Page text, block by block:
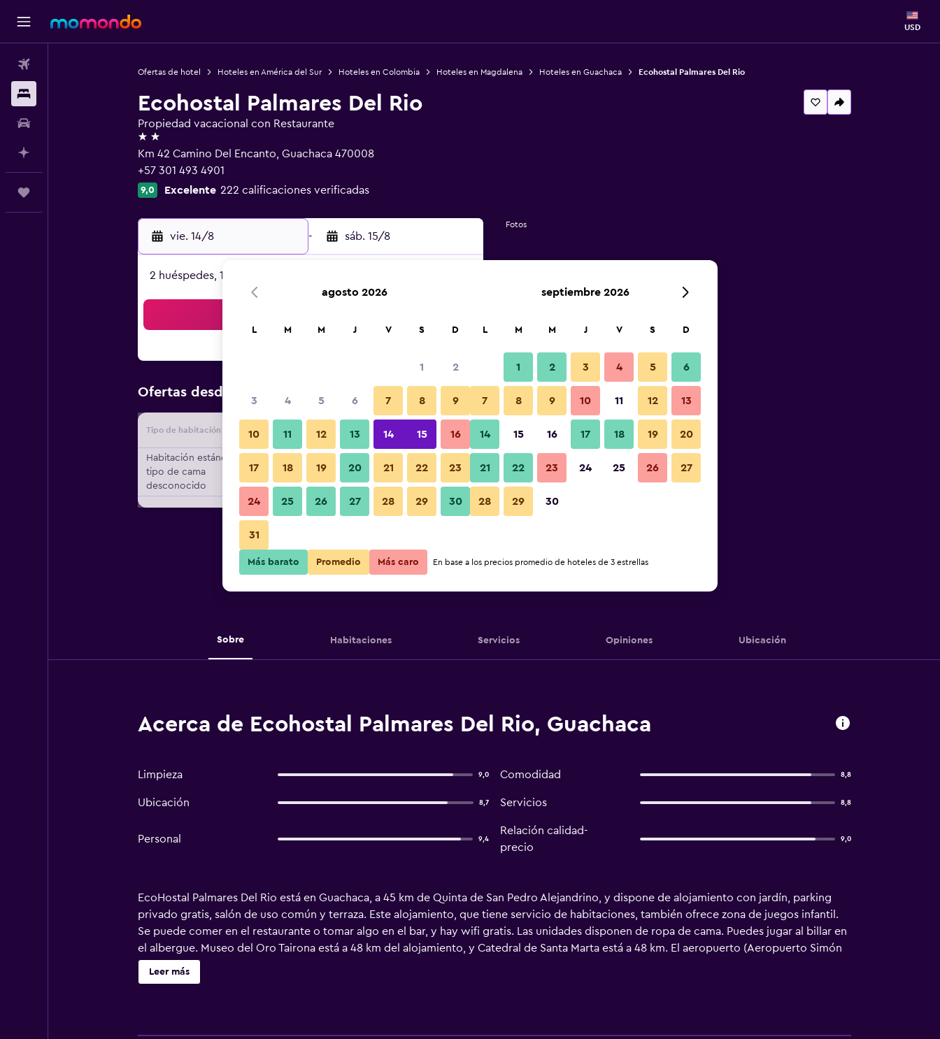
USD
Ofertas de hotel Hoteles en América del Sur Hoteles en Colombia Hoteles en Magdalena Hoteles en Guachaca Ecohostal Palmares Del Rio
Ecohostal Palmares Del Rio
Propiedad vacacional con Restaurante
2 estrellas
Km 42 Camino Del Encanto, Guachaca 470008
+57 301 493 4901
9,0 Excelente 222 calificaciones verificadas
vie. 14/8 - sáb. 15/8
2 huéspedes, 1 habitación
Ofertas desde Oferta más barata de precio por noche
Tipo de habitación Proveedor Total noche
Habitación estándar,
tipo de cama
desconocido
$31 Ver oferta
Fotos
Sobre Habitaciones Servicios Opiniones Ubicación
Acerca de Ecohostal Palmares Del Rio, Guachaca
Limpieza 9,0 Comodidad 8,8
Ubicación 8,7 Servicios 8,8
Personal 9,4
Relación calidad-
precio
9,0
EcoHostal Palmares Del Rio está en Guachaca, a 45 km de Quinta de San Pedro Alejandrino, y dispone de alojamiento con jardín, parking
privado gratis, salón de uso común y terraza. Este alojamiento, que tiene servicio de habitaciones, también ofrece zona de juegos infantil.
Se puede comer en el restaurante o tomar algo en el bar, y hay wifi gratis. Las unidades disponen de ropa de cama. Puedes jugar al billar en
el albergue. Museo del Oro Tairona está a 48 km del alojamiento, y Catedral de Santa Marta está a 48 km. El aeropuerto (Aeropuerto Simón
Bolívar) está a 58 km, y el alojamiento ofrece servicio de traslado de pago para ir o volver del aeropuerto.
Leer más
agosto 2026
L M M J V S D
1 2
3 4 5 6 7 8 9
10 11 12 13 14 15 16
17 18 19 20 21 22 23
24 25 26 27 28 29 30
31
septiembre 2026
L M M J V S D
1 2 3 4 5 6
7 8 9 10 11 12 13
14 15 16 17 18 19 20
21 22 23 24 25 26 27
28 29 30
Más barato Promedio Más caro En base a los precios promedio de hoteles de 3 estrellas